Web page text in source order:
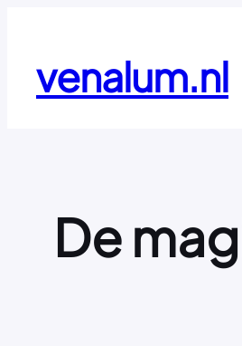
inhoudvenalum.nl
De